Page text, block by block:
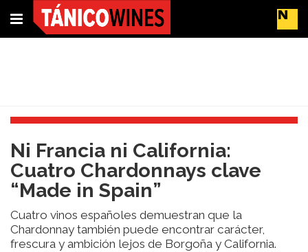
Buscar
Portada
Actualidad
Líderes
del
cambio
Impacto
y
Ni Francia ni California:
Cuatro Chardonnays clave
“Made in Spain”
Cuatro vinos españoles demuestran que la
Chardonnay también puede encontrar carácter,
frescura y ambición lejos de Borgoña y California.